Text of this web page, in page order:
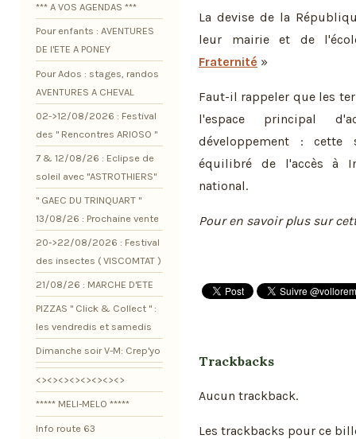
La devise de la
leur mairie et de
Fraternité »
Faut-il rappeler que les
l'espace principal
développement : cette
équilibré de l'accès à
national.
Pour en savoir plus sur
Trackbacks
Aucun trackback.
Les trackbacks pour ce
*** A VOS AGENDAS ***
Pour enfants : AVENTURES
DE l'ETE A PONEY
Pour Ados : stages, randos
AVENTURES A CHEVAL
02->12/08/2026 : Festival
des " Rencontres ARIOSO "
7 & 12/08/26 : Eclipse de
soleil avec "ASTROTHIERS"
" GAEC DU TRINQUART "
13/08/26 : Prochaine vente
20->22/08/2026 : Festival
des insectes ( VISCOMTAT )
21/08/26 : MARCHE D'ETE
PIZZAS " Click & Collect " :
les vendredis et samedis
Dimanche soir V-M: Crep'yo
<><><><><><><><>
***** MELI-MELO *****
Info route 63